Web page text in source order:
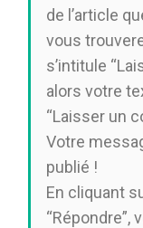
de l’article
vous
s’intitule
alors votre
“Laisser un
Votre
publié !
En cliquant
“Répondre”,